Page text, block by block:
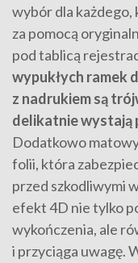
wybór dla każdego,
za pomocą
pod tablicą
wypukłych ramek
z nadrukiem są
delikatnie wystają
Dodatkowo
folii, która
przed szkodliwymi
efekt 4D nie tylko
wykończenia, ale
i przyciąga uwagę.